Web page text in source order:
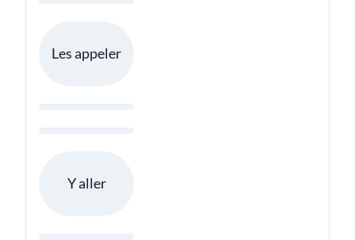
Les appeler
Y aller